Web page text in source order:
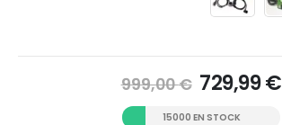
999,00€ 729,99€
15000 EN STOCK